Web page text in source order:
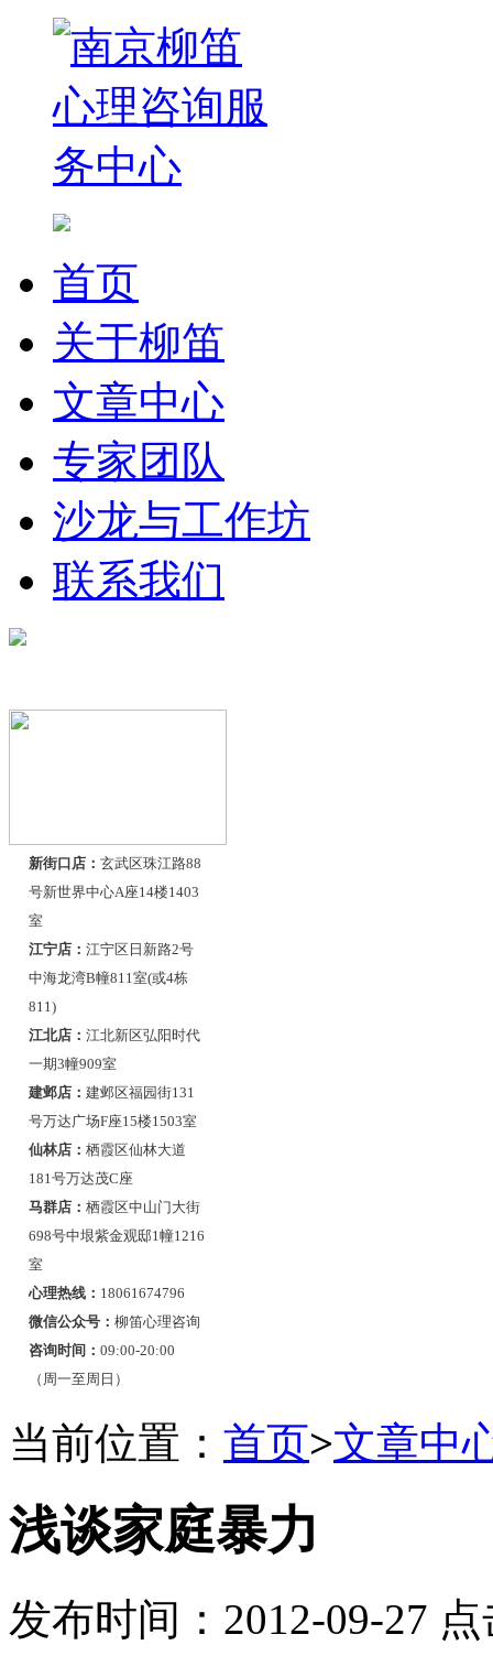
首页
关于柳笛
文章中心
专家团队
沙龙与工作坊
联系我们
新街口店： 玄武区珠江路88
号新世界中心A座14楼1403
室
江宁店： 江宁区日新路2号
中海龙湾B幢811室(或4栋
811)
江北店： 江北新区弘阳时代
一期3幢909室
建邺店： 建邺区福园街131
号万达广场F座15楼1503室
仙林店： 栖霞区仙林大道
181号万达茂C座
马群店： 栖霞区中山门大街
698号中垠紫金观邸1幢1216
室
心理热线： 18061674796
微信公众号： 柳笛心理咨询
咨询时间： 09:00-20:00
（周一至周日）
当前位置： 首页>文章中
浅谈家庭暴力
发布时间：2012-09-27